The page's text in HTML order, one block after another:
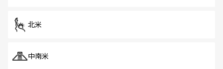
北米
中南米